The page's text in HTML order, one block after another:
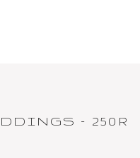
– 250R